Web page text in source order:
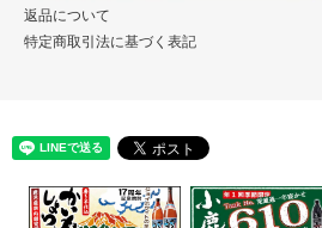
返品について
特定商取引法に基づく表記